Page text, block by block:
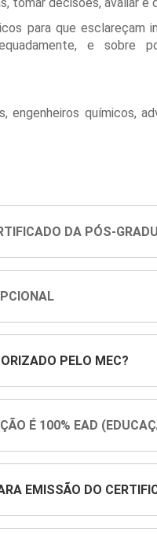
para que esclareçam
e sobre
engenheiros químicos,
DA PÓS-
PELO MEC?
É 100% EAD
EMISSÃO DO